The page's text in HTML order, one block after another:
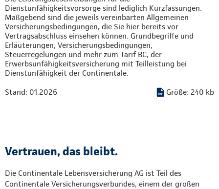
Dienstunfähigkeitsvorsorge sind lediglich Kurzfassungen.
Maßgebend sind die jeweils vereinbarten Allgemeinen
Versicherungsbedingungen, die Sie hier bereits vor
Vertragsabschluss einsehen können. Grundbegriffe und
Erläuterungen, Versicherungsbedingungen,
Steuerregelungen und mehr zum Tarif BC, der
Erwerbsunfähigkeitsversicherung mit Teilleistung bei
Dienstunfähigkeit der Continentale.
Stand: 01.2026 Größe: 240 kb
Vertrauen, das bleibt.
Die Continentale Lebensversicherung AG ist Teil des
Continentale Versicherungsverbundes, einem der großen